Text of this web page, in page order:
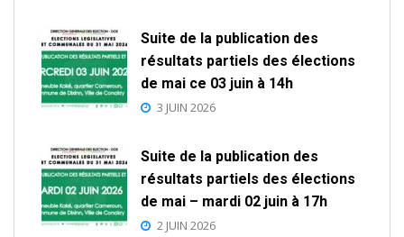
Suite de la publication des
résultats partiels des élections
de mai ce 03 juin à 14h
3 JUIN 2026
Suite de la publication des
résultats partiels des élections
de mai – mardi 02 juin à 17h
2 JUIN 2026